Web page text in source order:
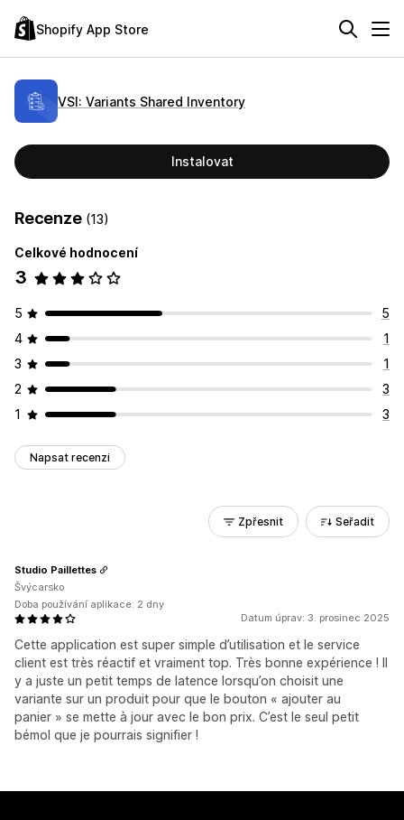
Shopify App Store
VSI: Variants Shared Inventory
Instalovat
Recenze (13)
Celkové hodnocení
3
5
5
4
1
3
1
2
3
1
3
Napsat recenzi
Zpřesnit Seřadit
Datum úprav: 3. prosinec 2025
Cette application est super simple d’utilisation et le service
client est très réactif et vraiment top. Très bonne expérience ! Il
y a juste un petit temps de latence lorsqu’on choisit une
variante sur un produit pour que le bouton « ajouter au
panier » se mette à jour avec le bon prix. C’est le seul petit
bémol que je pourrais signifier !
Studio Paillettes
Švýcarsko
Doba používání aplikace: 2 dny